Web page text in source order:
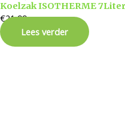
Koelzak ISOTHERME
€21,99
Lees verder